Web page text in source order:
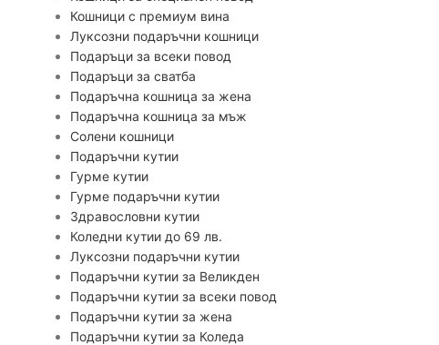
Кошници с премиум вина
Луксозни подаръчни кошници
Подаръци за всеки повод
Подаръци за сватба
Подаръчна кошница за жена
Подаръчна кошница за мъж
Солени кошници
Подаръчни кутии
Гурме кутии
Гурме подаръчни кутии
Здравословни кутии
Коледни кутии до 69 лв.
Луксозни подаръчни кутии
Подаръчни кутии за Великден
Подаръчни кутии за всеки повод
Подаръчни кутии за жена
Подаръчни кутии за Коледа